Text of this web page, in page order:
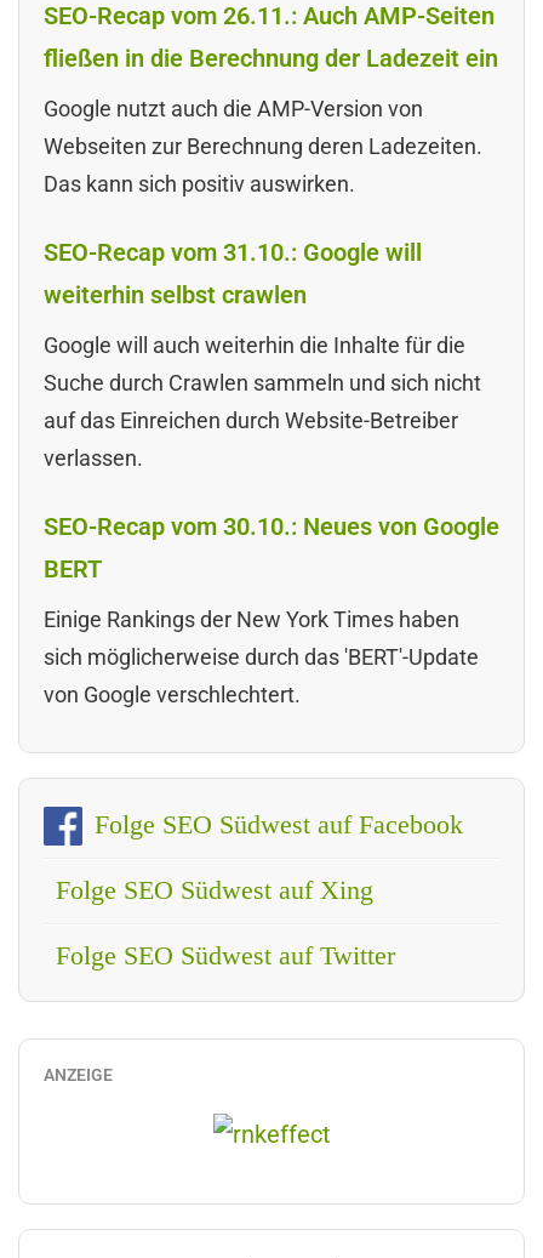
SEO-Recap vom 26.11.: Auch AMP-Seiten
fließen in die Berechnung der Ladezeit ein
Google nutzt auch die AMP-Version von
Webseiten zur Berechnung deren Ladezeiten.
Das kann sich positiv auswirken.
SEO-Recap vom 31.10.: Google will
weiterhin selbst crawlen
Google will auch weiterhin die Inhalte für die
Suche durch Crawlen sammeln und sich nicht
auf das Einreichen durch Website-Betreiber
verlassen.
SEO-Recap vom 30.10.: Neues von Google
BERT
Einige Rankings der New York Times haben
sich möglicherweise durch das 'BERT'-Update
von Google verschlechtert.
Folge SEO Südwest auf Facebook
Folge SEO Südwest auf Xing
Folge SEO Südwest auf Twitter
ANZEIGE